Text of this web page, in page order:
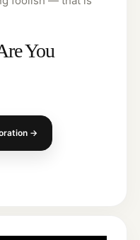
You
→